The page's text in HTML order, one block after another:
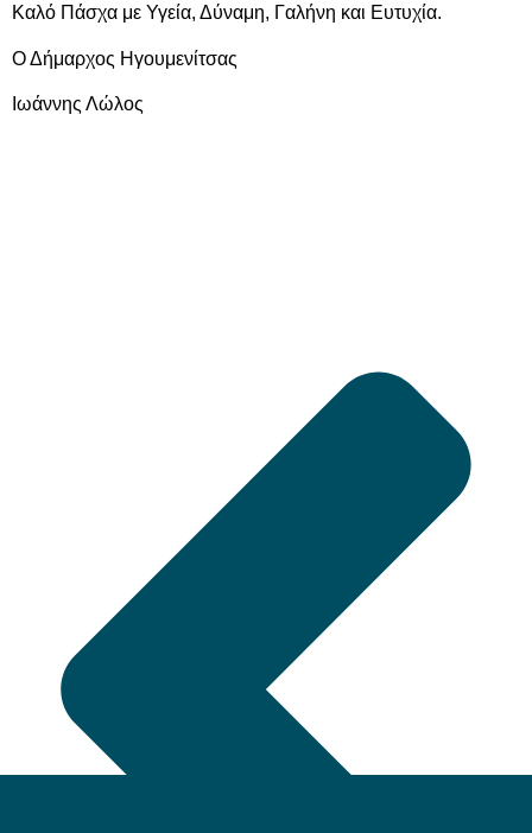
Καλό Πάσχα με Υγεία, Δύναμη, Γαλήνη και Ευτυχία.
Ο Δήμαρχος Ηγουμενίτσας
Ιωάννης Λώλος